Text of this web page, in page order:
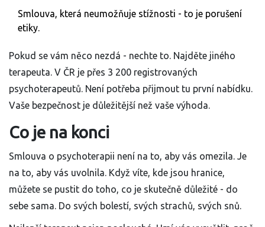
Smlouva, která neumožňuje stížnosti - to je porušení
etiky.
Pokud se vám něco nezdá - nechte to. Najděte jiného
terapeuta. V ČR je přes 3 200 registrovaných
psychoterapeutů. Není potřeba přijmout tu první nabídku.
Vaše bezpečnost je důležitější než vaše výhoda.
Co je na konci
Smlouva o psychoterapii není na to, aby vás omezila. Je
na to, aby vás uvolnila. Když víte, kde jsou hranice,
můžete se pustit do toho, co je skutečně důležité - do
sebe sama. Do svých bolestí, svých strachů, svých snů.